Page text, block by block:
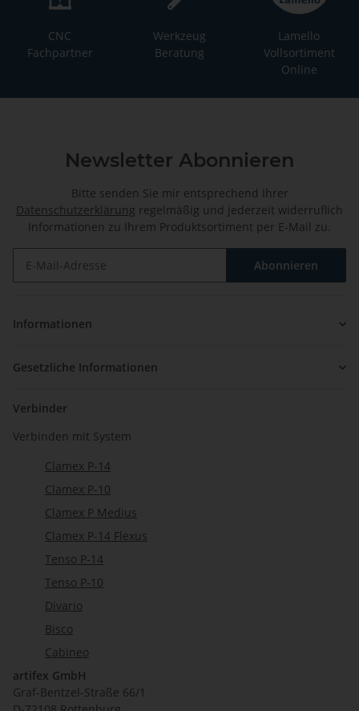
CNC
Fachpartner
Werkzeug
Beratung
Lamello
Vollsortiment
Online
Newsletter Abonnieren
Bitte senden Sie mir entsprechend Ihrer
Datenschutzerklärung regelmäßig und jederzeit widerruflich
Informationen zu Ihrem Produktsortiment per E-Mail zu.
Abonnieren
Informationen
Gesetzliche Informationen
Verbinder
Verbinden mit System
Clamex P-14
Clamex P-10
Clamex P Medius
Clamex P-14 Flexus
Tenso P-14
Tenso P-10
Divario
Bisco
Cabineo
artifex GmbH
Graf-Bentzel-Straße 66/1